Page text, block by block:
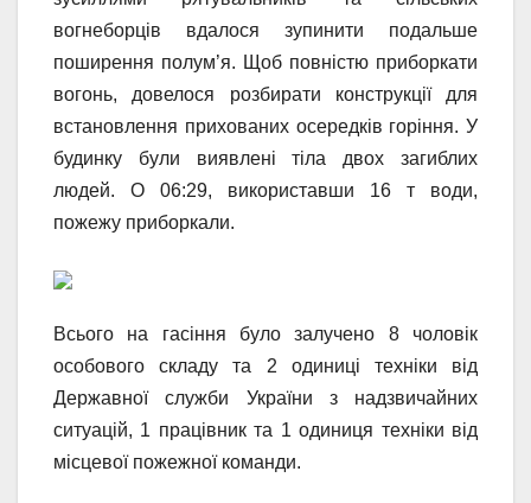
вогнеборців вдалося зупинити подальше
поширення полум’я. Щоб повністю приборкати
вогонь, довелося розбирати конструкції для
встановлення прихованих осередків горіння. У
будинку були виявлені тіла двох загиблих
людей. О 06:29, використавши 16 т води,
пожежу приборкали.
Всього на гасіння було залучено 8 чоловік
особового складу та 2 одиниці техніки від
Державної служби України з надзвичайних
ситуацій, 1 працівник та 1 одиниця техніки від
місцевої пожежної команди.